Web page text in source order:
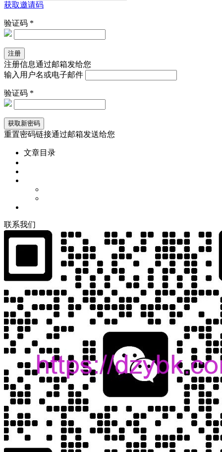
获取邀请码
验证码 *
注册信息通过邮箱发给您
输入用户名或电子邮件
验证码 *
重置密码链接通过邮箱发送给您
文章目录
联系我们